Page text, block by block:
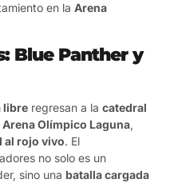
en la Arena
Blue Panther y
libre regresan a la catedral
Arena Olímpico Laguna,
al rojo vivo. El
no solo es un
sino una batalla cargada